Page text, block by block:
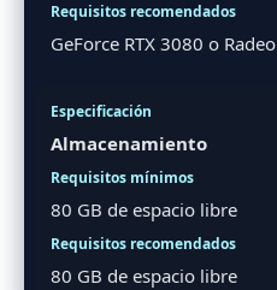
GeForce RTX 3080 o
Almacenamiento
80 GB de espacio libre
80 GB de espacio libre